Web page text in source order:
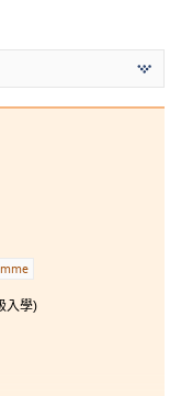
入學)